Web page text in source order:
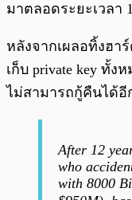
มาตลอดระยะเวลา
หลังจากเผลอทิ้งฮา
เก็บ private key ทั้ง
ไม่สามารถกู้คืนได้อี
After 12
who
with 8000